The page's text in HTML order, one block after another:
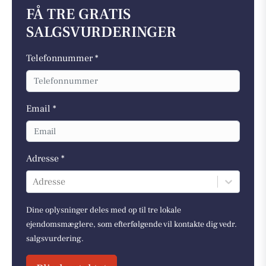
FÅ TRE GRATIS
SALGSVURDERINGER
Telefonnummer *
Email *
Adresse *
Adresse
Dine oplysninger deles med op til tre lokale
ejendomsmæglere, som efterfølgende vil kontakte dig vedr.
salgsvurdering.